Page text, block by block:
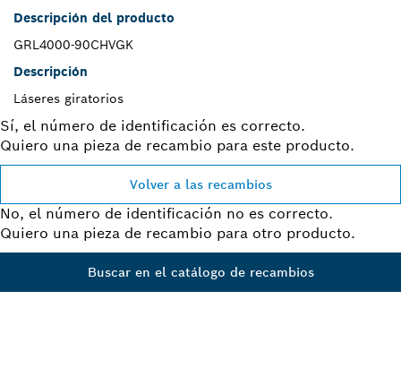
Descripción del producto
GRL4000-90CHVGK
Descripción
Láseres giratorios
Sí, el número de identificación es correcto.
Quiero una pieza de recambio para este producto.
Volver a las recambios
No, el número de identificación no es correcto.
Quiero una pieza de recambio para otro producto.
Buscar en el catálogo de recambios